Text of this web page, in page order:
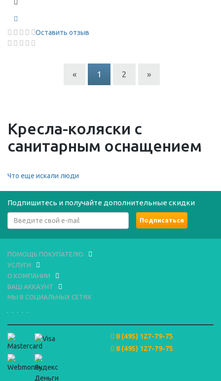
Оставить отзыв
« 1 2 »
Кресла-коляски с
санитарным оснащением
Что еще искали люди
Подпишитесь и получайте дополнительные скидки
ПОМОЩЬ ПОКУПАТЕЛЮ
УСЛУГИ
О КОМПАНИИ
ВАШ АККАУНТ
МЫ В СОЦИАЛЬНЫХ СЕТЯХ
8 (495) 127-79-75
8 (495) 127-79-75